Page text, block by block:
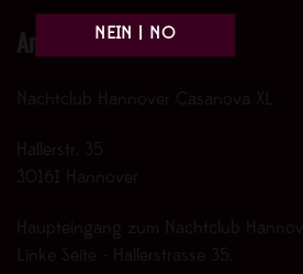
Anfahrt
Nachtclub Hannover Casanova XL
Hallerstr. 35
30161 Hannover
Haupteingang zum Nachtclub
Linke Seite - Hallerstrasse 35.